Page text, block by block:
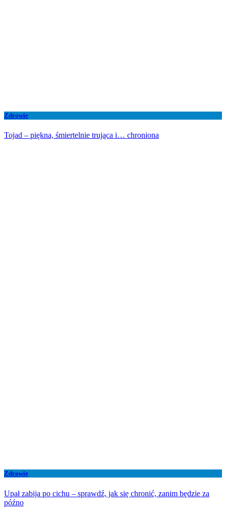
Zdrowie
Tojad – piękna, śmiertelnie trująca i… chroniona
Zdrowie
Upał zabija po cichu – sprawdź, jak się chronić, zanim będzie za
późno